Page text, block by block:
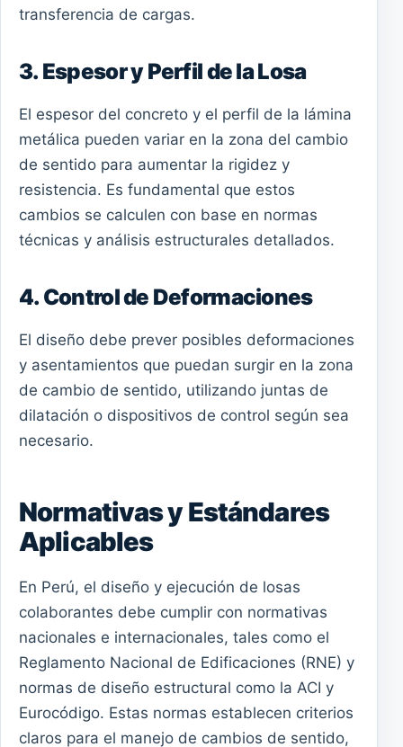
transferencia de cargas.
3. Espesor y Perfil de la Losa
El espesor del concreto y el perfil de la lámina
metálica pueden variar en la zona del cambio
de sentido para aumentar la rigidez y
resistencia. Es fundamental que estos
cambios se calculen con base en normas
técnicas y análisis estructurales detallados.
4. Control de Deformaciones
El diseño debe prever posibles deformaciones
y asentamientos que puedan surgir en la zona
de cambio de sentido, utilizando juntas de
dilatación o dispositivos de control según sea
necesario.
Normativas y Estándares
Aplicables
En Perú, el diseño y ejecución de losas
colaborantes debe cumplir con normativas
nacionales e internacionales, tales como el
Reglamento Nacional de Edificaciones (RNE) y
normas de diseño estructural como la ACI y
Eurocódigo. Estas normas establecen criterios
claros para el manejo de cambios de sentido,